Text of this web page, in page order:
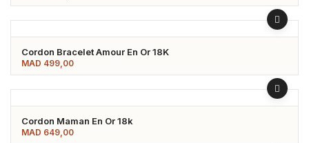
Cordon Bracelet Amour En Or 18K
MAD 499,00
Cordon Maman En Or 18k
MAD 649,00